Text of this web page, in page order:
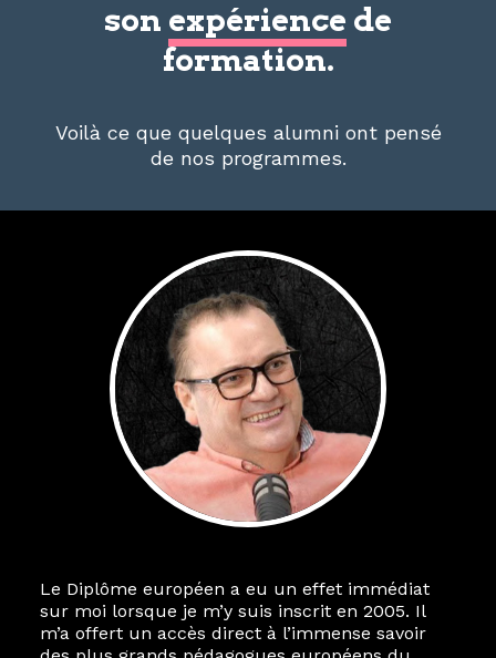
son expérience de
formation.
Voilà ce que quelques alumni ont pensé
de nos programmes.
Le Diplôme européen a eu un effet immédiat
sur moi lorsque je m’y suis inscrit en 2005. Il
m’a offert un accès direct à l’immense savoir